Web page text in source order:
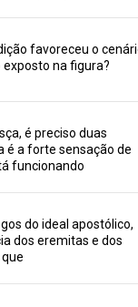
favoreceu o
na figura?
é preciso duas
é a forte sensação de
funcionando
do ideal apostólico,
dos eremitas e dos